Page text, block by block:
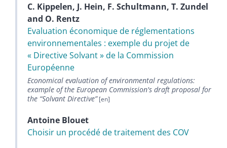
C. Kippelen, J. Hein, F. Schultmann, T. Zundel
and O. Rentz
Evaluation économique de réglementations
environnementales : exemple du projet de
« Directive Solvant » de la Commission
Européenne
Economical evaluation of environmental regulations:
example of the European Commission's draft proposal for
the “Solvant Directive”
Antoine Blouet
Choisir un procédé de traitement des COV